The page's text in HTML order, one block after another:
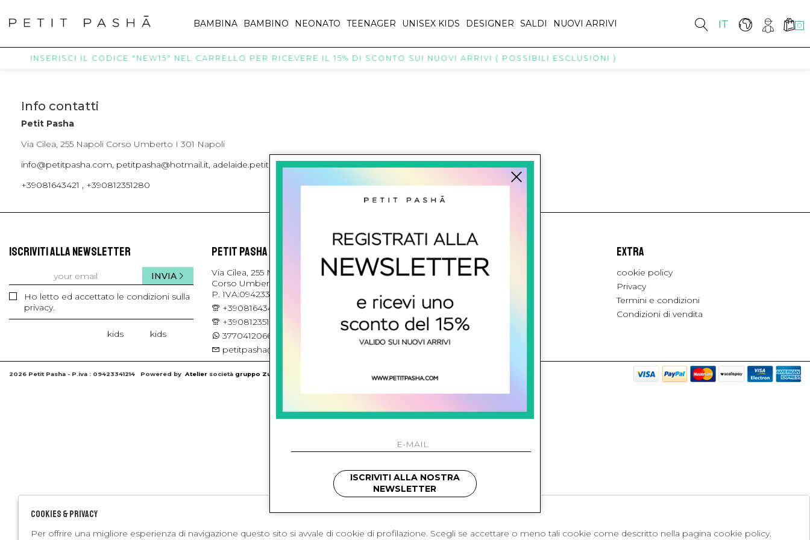
IT 0
BAMBINA BAMBINO NEONATO TEENAGER UNISEX KIDS DESIGNER SALDI NUOVI ARRIVI
INSERISCI IL CODICE "NEW15" NEL CARRELLO PER RICEVERE IL 15% DI SCONTO SUI NUOVI ARRIVI ( POSSIBILI ESCLUSIONI )
Info contatti
Petit Pasha
Via Cilea, 255 Napoli Corso Umberto I 301 Napoli
info@petitpasha.com, petitpasha@hotmail.it, adelaide.petitpasha@hotmail.com
+39081643421 , +390812351280
ISCRIVITI ALLA NEWSLETTER
Ho letto ed accettato le condizioni sulla
privacy.
INVIA
kids kids
PETIT PASHA
Via Cilea, 255 Napoli
Corso Umberto I 301 Napoli - Italia
P. IVA:09423341214
+39081643421
+390812351280
3770412066 , 3397314295
petitpasha@hotmail.it
L'azienda
Contatti
Pagamenti
Spedizione
EXTRA
cookie policy
Privacy
Termini e condizioni
Condizioni di vendita
2026 Petit Pasha - P.iva : 09423341214 Powered by Atelier società gruppo Zucchetti
ISCRIVITI ALLA NOSTRA
NEWSLETTER
Cookies & Privacy
Per offrire una migliore esperienza di navigazione questo sito si avvale di cookie di profilazione. Scegli se accettare o meno tali cookie come descritto nella pagina cookie policy.